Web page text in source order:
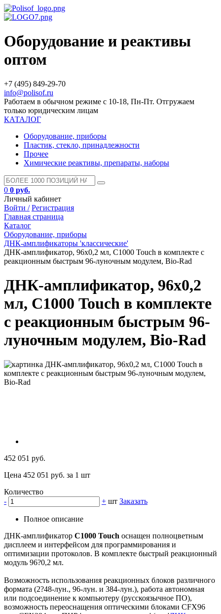
Оборудование и реактивы
оптом
+7 (495) 849-29-70
info@polisof.ru
Работаем в обычном режиме с 10-18, Пн-Пт. Отгружаем
только юридическим лицам
КАТАЛОГ
Оборудование, приборы
Пластик, стекло, принадлежности
Прочее
Химические реактивы, препараты, наборы
0 0 руб.
Личный кабинет
Войти / Регистрация
Главная страница
Каталог
Оборудование, приборы
ДНК-амплификаторы 'классические'
ДНК-амплификатор, 96х0,2 мл, С1000 Touch в комплекте с
реакционным быстрым 96-луночным модулем, Bio-Rad
ДНК-амплификатор, 96х0,2
мл, С1000 Touch в комплекте
с реакционным быстрым 96-
луночным модулем, Bio-Rad
452 051 руб.
Цена 452 051 руб. за 1 шт
Количество
-
+ шт Заказать
Полное описание
ДНК-амплификатор C1000 Touch оснащен полноцветным
дисплеем и интерфейсом для программирования и
оптимизации протоколов. В комплекте быстрый реакционный
модуль 96?0,2 мл.
Возможность использования реакционных блоков различного
формата (2?48-лун., 96-лун. и 384-лун.), работа автономная
или подсоединение к компьютеру (русскоязычное ПО),
возможность переоснащения оптическими блоками CFX96